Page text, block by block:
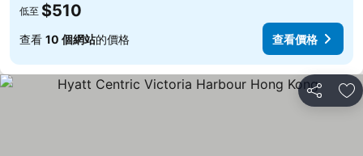
低至 $510
查看 10 個網站的價格 查看價格
分享 放